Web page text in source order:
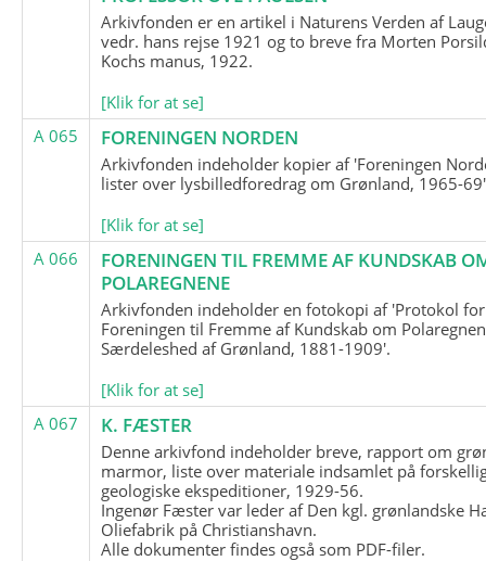
Arkivfonden er en artikel i Naturens Verden af
vedr. hans rejse 1921 og to breve fra Morten
Kochs manus, 1922.
[Klik for at se]
A 065
FORENINGEN NORDEN
Arkivfonden indeholder kopier af 'Foreningen
lister over lysbilledforedrag om Grønland, 1965-
[Klik for at se]
A 066
FORENINGEN TIL FREMME AF KUNDSKAB
POLAREGNENE
Arkivfonden indeholder en fotokopi af 'Protokol for
Foreningen til Fremme af Kundskab om
Særdeleshed af Grønland, 1881-1909'.
[Klik for at se]
A 067
K. FÆSTER
Denne arkivfond indeholder breve, rapport om
marmor, liste over materiale indsamlet på
geologiske ekspeditioner, 1929-56.
Ingenør Fæster var leder af Den kgl. grønlandske
Oliefabrik på Christianshavn.
Alle dokumenter findes også som PDF-filer.